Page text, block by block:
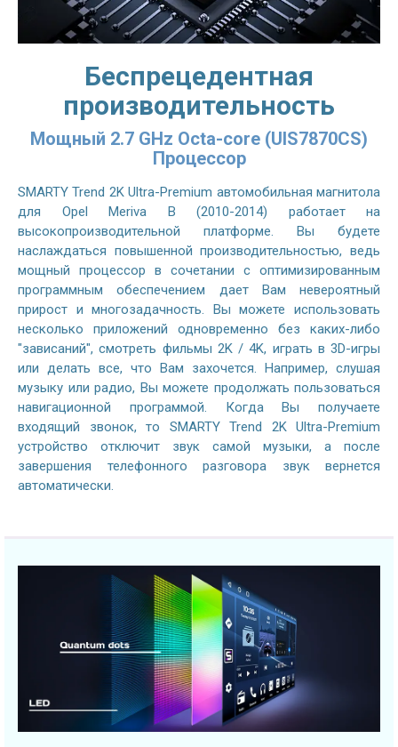
Беспрецедентная
производительность
Мощный 2.7 GHz Octa-core (UIS7870CS)
Процессор
SMARTY Trend 2K Ultra-Premium автомобильная магнитола
для Opel Meriva B (2010-2014) работает на
высокопроизводительной платформе. Вы будете
наслаждаться повышенной производительностью, ведь
мощный процессор в сочетании с оптимизированным
программным обеспечением дает Вам невероятный
прирост и многозадачность. Вы можете использовать
несколько приложений одновременно без каких-либо
"зависаний", смотреть фильмы 2K / 4K, играть в 3D-игры
или делать все, что Вам захочется. Например, слушая
музыку или радио, Вы можете продолжать пользоваться
навигационной программой. Когда Вы получаете
входящий звонок, то SMARTY Trend 2K Ultra-Premium
устройство отключит звук самой музыки, а после
завершения телефонного разговора звук вернется
автоматически.